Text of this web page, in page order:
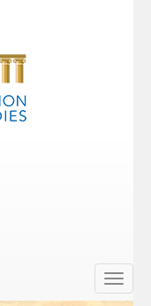
Toggle